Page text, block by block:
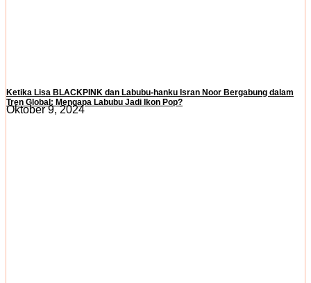
Ketika Lisa BLACKPINK dan Labubu-hanku Isran Noor Bergabung dalam
Tren Global: Mengapa Labubu Jadi Ikon Pop?
Oktober 9, 2024